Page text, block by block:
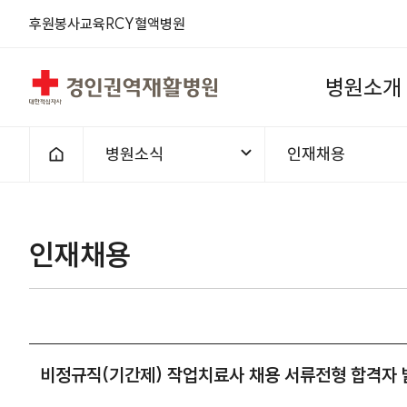
후원봉사교육 RCY혈액병원
경인권역재활병원 병원소개
홈으로
병원소식 인재채용
인재채용
비정규직(기간제) 작업치료사 채용 서류전형 합격자